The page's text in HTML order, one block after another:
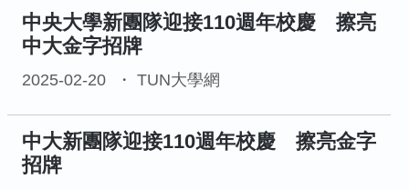
中央大學新團隊迎接110週年校慶 擦亮
中大金字招牌
2025-02-20 TUN大學網
中大新團隊迎接110週年校慶 擦亮金字
招牌